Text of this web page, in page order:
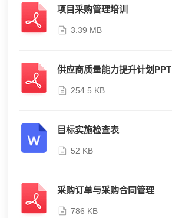
项目采购管理培训
3.39 MB
供应商质量能力提升计划PPT
254.5 KB
目标实施检查表
52 KB
采购订单与采购合同管理
786 KB